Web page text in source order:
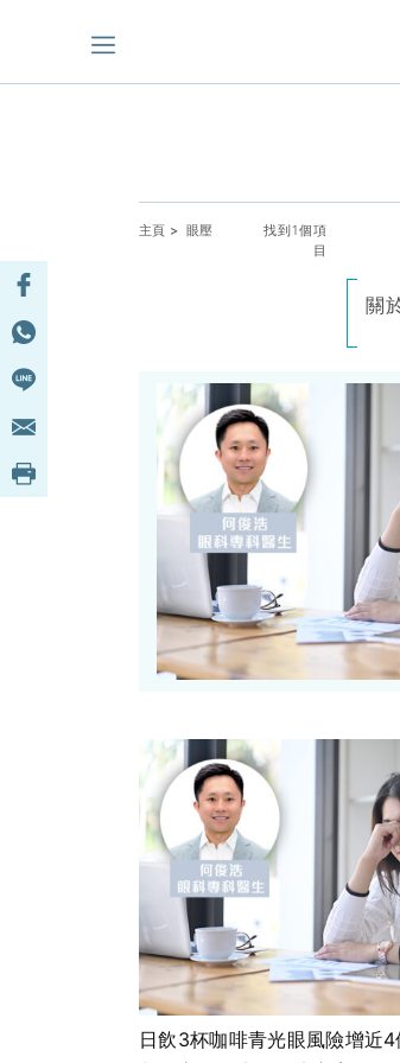
主頁 > 眼壓
找到1個項
目
關
日飲3杯咖啡青光眼風險增近